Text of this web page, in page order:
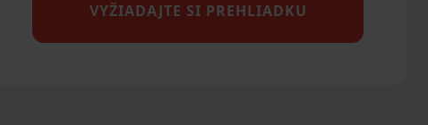
VYŽIADAJTE SI PREHLIADKU